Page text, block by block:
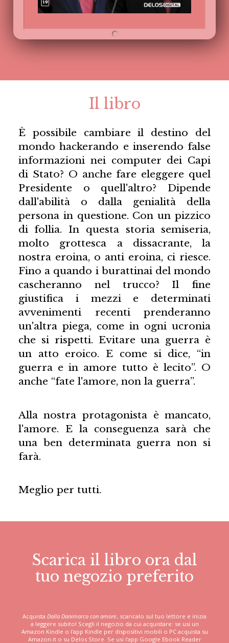
Il libro
È possibile cambiare il destino del
mondo hackerando e inserendo false
informazioni nei computer dei Capi
di Stato? O anche fare eleggere quel
Presidente o quell'altro? Dipende
dall'abilità o dalla genialità della
persona in questione. Con un pizzico
di follia. In questa storia semiseria,
molto grottesca a dissacrante, la
nostra eroina, o anti eroina, ci riesce.
Fino a quando i burattinai del mondo
cascheranno nel trucco? Il fine
giustifica i mezzi e determinati
avvenimenti recenti prenderanno
un'altra piega, come in ogni ucronia
che si rispetti. Evitare una guerra è
un atto eroico. E come si dice, “in
guerra e in amore tutto è lecito”. O
anche “fate l'amore, non la guerra”.
Alla nostra protagonista è mancato,
l'amore. E la conseguenza sarà che
una ben determinata guerra non si
farà.
Meglio per tutti.
Scarica il libro ora dal
tuo negozio preferito
Acquista Dalla Danimarca con amore, scaricalo sul tuo lettore e inizia
a leggere subito! Scegli il negozio da cui acquistare: se usi un
Amazon Kindle o l'app Kindle per dispositivi mobili o PC acquista su
Amazon.it o su Delos Store. Se usi l'app Google Ebook Reader